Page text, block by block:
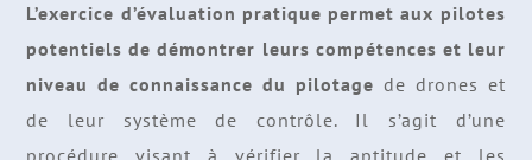
L’exercice d’évaluation pratique permet aux pilotes
potentiels de démontrer leurs compétences et leur
niveau de connaissance du pilotage de drones et
de leur système de contrôle. Il s’agit d’une
procédure visant à vérifier la aptitude et les